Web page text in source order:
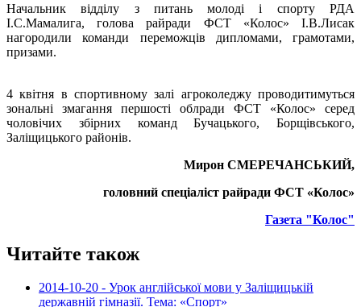
Начальник відділу з питань молоді і спорту РДА
І.С.Мамалига, голова райради ФСТ «Колос» І.В.Лисак
нагородили команди переможців дипломами, грамотами,
призами.
4 квітня в спортивному залі агроколеджу проводитимуться
зональні змагання першості облради ФСТ «Колос» серед
чоловічих збірних команд Бучацького, Борщівського,
Заліщицького районів.
Мирон СМЕРЕЧАНСЬКИЙ,
головний спеціаліст райради ФСТ «Колос»
Газета "Колос"
Читайте також
2014-10-20 - Урок англійської мови у Заліщицькій
державній гімназії. Тема: «Спорт»